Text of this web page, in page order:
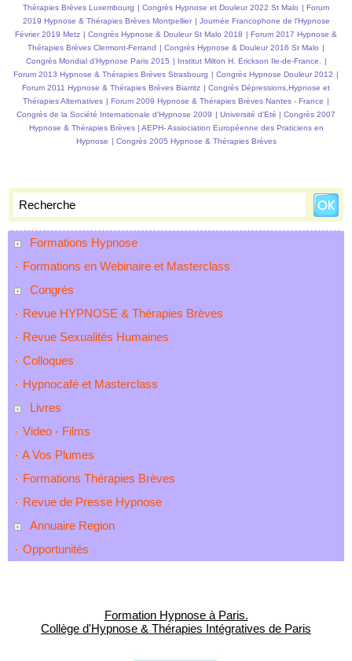
Formations Hypnose
Formations en Webinaire et Masterclass
Congrès
Revue HYPNOSE & Thérapies Brèves
Revue Sexualités Humaines
Colloques
Hypnocafé et Masterclass
Livres
Video - Films
A Vos Plumes
Formations Thérapies Brèves
Revue de Presse Hypnose
Annuaire Region
Opportunités
Formation Hypnose à Paris.
Collège d'Hypnose & Thérapies Intégratives de Paris
Thérapies Brèves Luxembourg | Congrès Hypnose et Douleur 2022 St Malo | Forum
2019 Hypnose & Thérapies Brèves Montpellier | Journée Francophone de l'Hypnose
Février 2019 Metz | Congrès Hypnose & Douleur St Malo 2018 | Forum 2017 Hypnose &
Thérapies Brèves Clermont-Ferrand | Congrès Hypnose & Douleur 2016 St Malo |
Congrès Mondial d'Hypnose Paris 2015 | Institut Milton H. Erickson Ile-de-France. |
Forum 2013 Hypnose & Thérapies Brèves Strasbourg | Congrès Hypnose Douleur 2012 |
Forum 2011 Hypnose & Thérapies Brèves Biarritz | Congrès Dépressions,Hypnose et
Thérapies Alternatives | Forum 2009 Hypnose & Thérapies Brèves Nantes - France |
Congrès de la Société Internationale d'Hypnose 2009 | Université d'Eté | Congrès 2007
Hypnose & Thérapies Brèves | AEPH- Assiociation Européenne des Praticiens en
Hypnose | Congrès 2005 Hypnose & Thérapies Brèves